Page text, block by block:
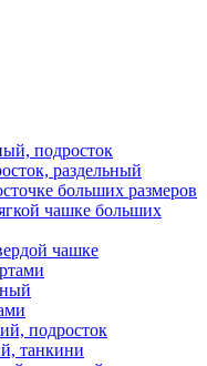
подросток
раздельный
больших размеров
чашке больших
чашке
подросток
танкини